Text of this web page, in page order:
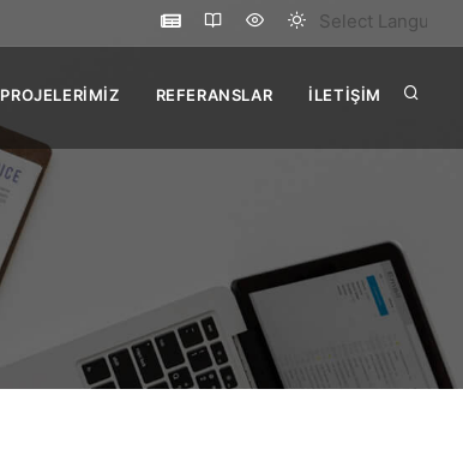
Select Language
PROJELERİMİZ REFERANSLAR İLETİŞİM